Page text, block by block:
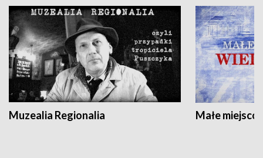
Muzealia Regionalia Małe